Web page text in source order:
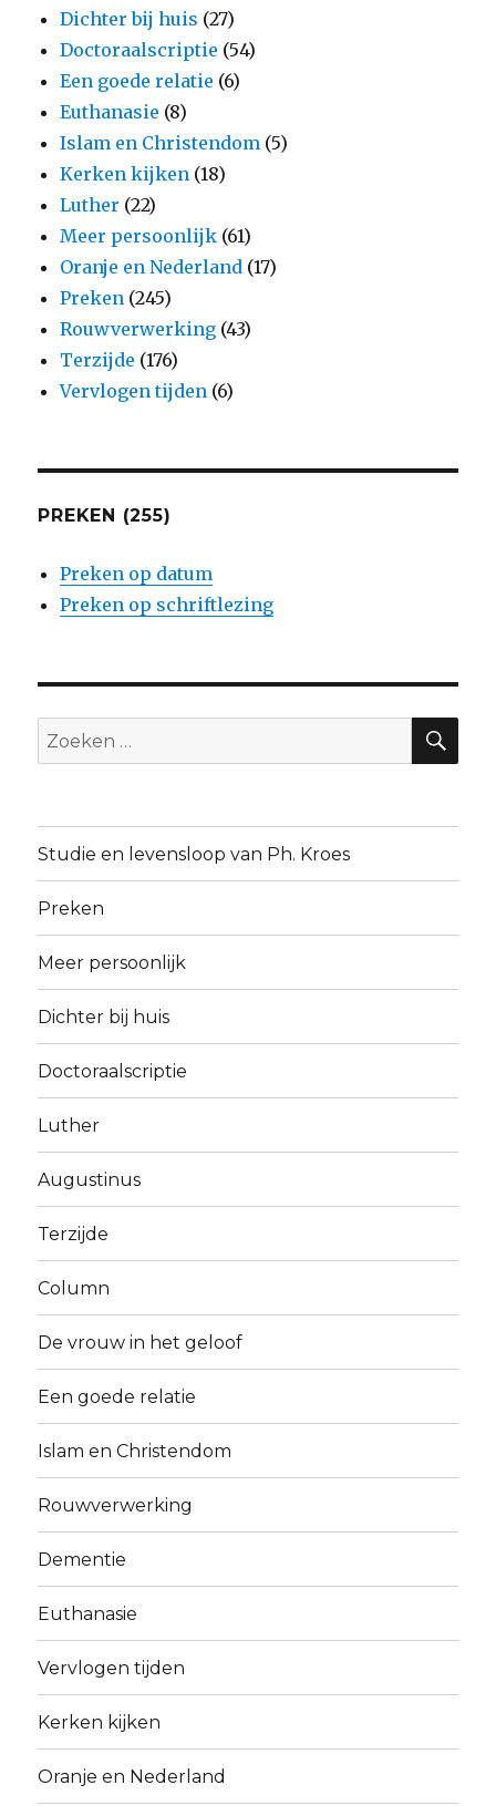
Dichter bij huis (27)
Doctoraalscriptie (54)
Een goede relatie (6)
Euthanasie (8)
Islam en Christendom (5)
Kerken kijken (18)
Luther (22)
Meer persoonlijk (61)
Oranje en Nederland (17)
Preken (245)
Rouwverwerking (43)
Terzijde (176)
Vervlogen tijden (6)
PREKEN (255)
Preken op datum
Preken op schriftlezing
Zoeken
naar:
Studie en levensloop van Ph. Kroes
Preken
Meer persoonlijk
Dichter bij huis
Doctoraalscriptie
Luther
Augustinus
Terzijde
Column
De vrouw in het geloof
Een goede relatie
Islam en Christendom
Rouwverwerking
Dementie
Euthanasie
Vervlogen tijden
Kerken kijken
Oranje en Nederland